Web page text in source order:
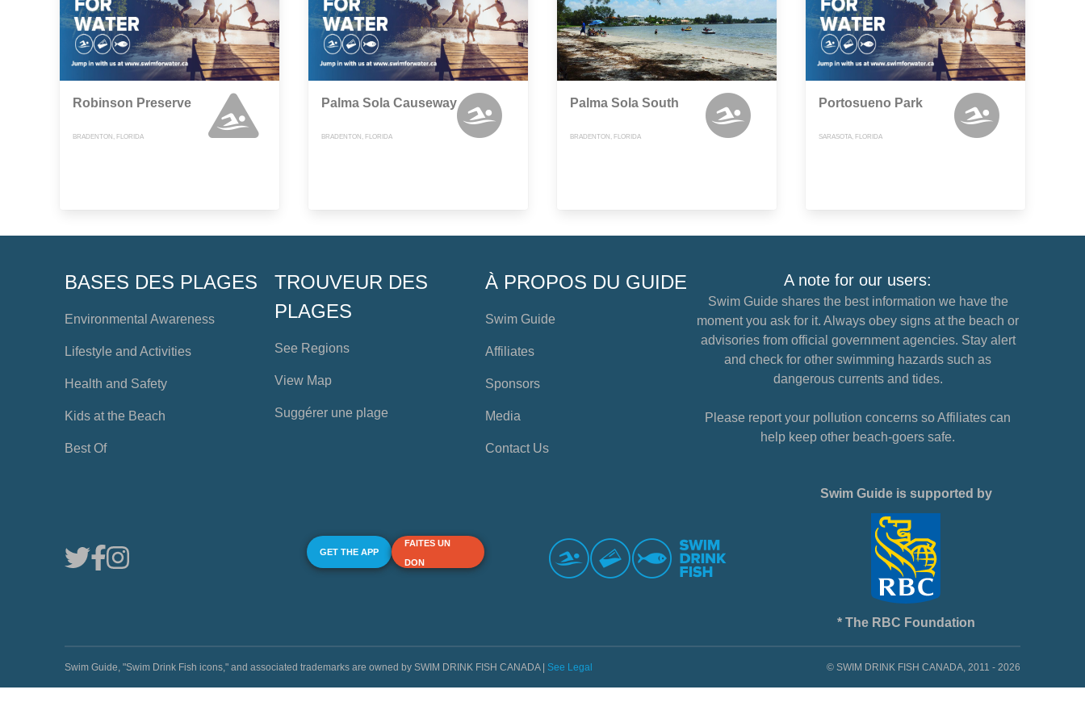
Robinson Preserve
BRADENTON, FLORIDA
Palma Sola Causeway
BRADENTON, FLORIDA
Palma Sola South
BRADENTON, FLORIDA
Portosueno Park
SARASOTA, FLORIDA
BASES DES PLAGES
Environmental Awareness
Lifestyle and Activities
Health and Safety
Kids at the Beach
Best Of
TROUVEUR DES
PLAGES
See Regions
View Map
Suggérer une plage
À PROPOS DU GUIDE
Swim Guide
Affiliates
Sponsors
Media
Contact Us
A note for our users:
Swim Guide shares the best information we have the
moment you ask for it. Always obey signs at the beach or
advisories from official government agencies. Stay alert
and check for other swimming hazards such as
dangerous currents and tides.
Please report your pollution concerns so Affiliates can
help keep other beach-goers safe.
GET THE APP
FAITES UN
DON
Swim Guide is supported by
* The RBC Foundation
Swim Guide, "Swim Drink Fish icons," and associated trademarks are owned by SWIM DRINK FISH CANADA | See Legal © SWIM DRINK FISH CANADA, 2011 - 2026